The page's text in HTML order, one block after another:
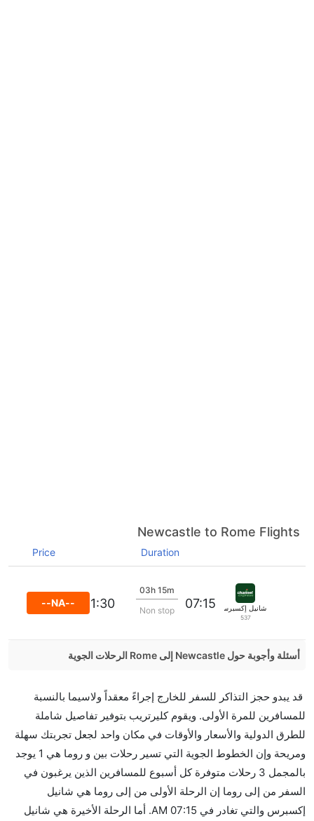
Newcastle to Rome Flights
Duration
Price
شانيل إكسبرس
537
07:15
03h 15m
Non stop
11:30
--NA--
أسئلة وأجوبة حول Newcastle إلى Rome الرحلات الجوية
مباشرة من إلىروما مما تستغرقه الخطوط الجوية الأخرى؟
نعم. توفر كل من Vueling Airlines أسرع رحلات الطيران
على هذا الطريق،
هل توفر شركات الطيران مساحة إضافية للنوم؟
كثير من خطوط طيران درجة رجال الأعمال توفر مساحة
إضافية للنوم.
قد يبدو حجز التذاكر للسفر للخارج إجراءً معقداً ولاسيما بالنسبة
للمسافرين للمرة الأولى. ويقوم كليرتريب بتوفير تفاصيل شاملة
للطرق الدولية والأسعار والأوقات في مكان واحد لجعل تجربتك سهلة
ومريحة وإن الخطوط الجوية التي تسير رحلات بين و روما هي 1 يوجد
بالمجمل 3 رحلات متوفرة كل أسبوع للمسافرين الذين يرغبون في
السفر من إلى روما إن الرحلة الأولى من إلى روما هي شانيل
إكسبرس والتي تغادر في 07:15 AM. أما الرحلة الأخيرة هي شانيل